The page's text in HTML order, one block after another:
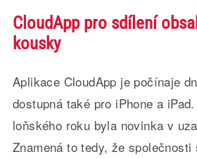
CloudApp pro sdílení
kousky
Aplikace CloudApp je počínaje
dostupná také pro iPhone a
loňského roku byla novinka v
Znamená to tedy, že